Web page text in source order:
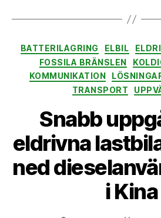
BATTERILAGRING ELBIL
FOSSILA BRÄNSLEN
KOMMUNIKATION
TRANSPORT
Snabb
eldrivna
ned
i Kina